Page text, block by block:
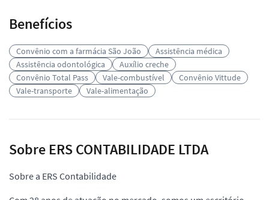
Benefícios
Convênio com a farmácia São João
Assistência médica
Assistência odontológica
Auxílio creche
Convênio Total Pass
Vale-combustível
Convênio Vittude
Vale-transporte
Vale-alimentação
Sobre ERS CONTABILIDADE LTDA
Sobre a ERS Contabilidade